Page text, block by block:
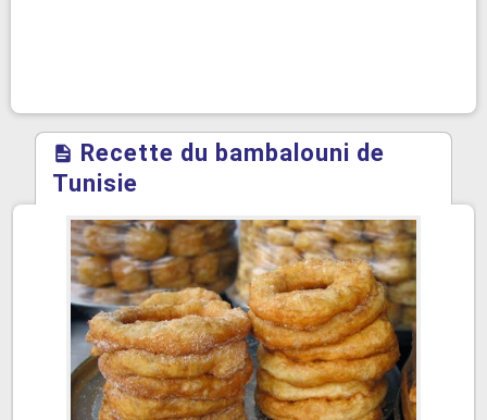
Recette du bambalouni de
Tunisie